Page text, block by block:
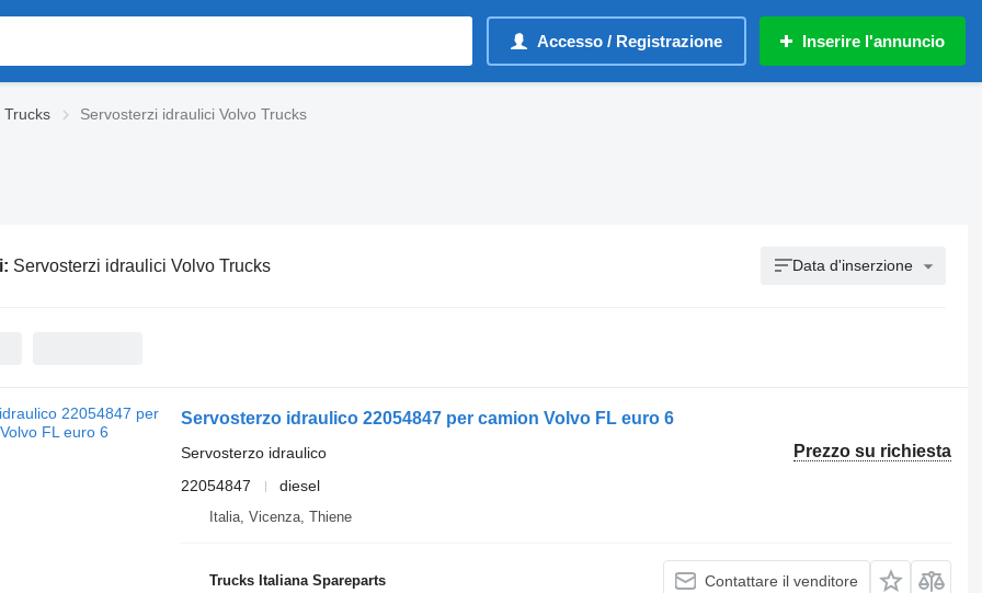
Accesso / Registrazione Inserire l'annuncio
Trucks Servosterzi idraulici Volvo Trucks
Servosterzi idraulici Volvo Trucks Data d'inserzione
Servosterzo idraulico 22054847 per camion Volvo FL euro 6
Prezzo su richiesta
Servosterzo idraulico
22054847
diesel
Italia, Vicenza, Thiene
Trucks Italiana Spareparts Contattare il venditore